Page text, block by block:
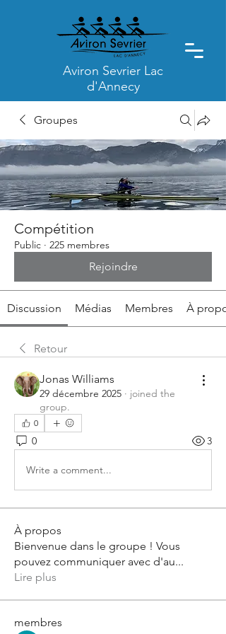
Aviron Sevrier Lac
d'Annecy
Groupes
Compétition
Public · 225 membres
Rejoindre
Discussion Médias Membres À
Retour
Jonas Williams
29 décembre 2025 · joined the
group.
0
0 3
Write a comment...
À propos
Bienvenue dans le groupe ! Vous
pouvez communiquer avec d'au...
Lire plus
membres